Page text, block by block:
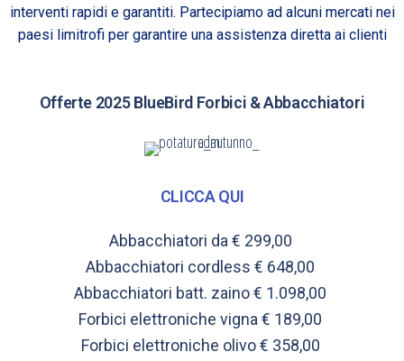
interventi rapidi e garantiti. Partecipiamo ad alcuni mercati nei
paesi limitrofi per garantire una assistenza diretta ai clienti
Offerte 2025 BlueBird Forbici & Abbacchiatori
CLICCA QUI
Abbacchiatori da € 299,00
Abbacchiatori cordless € 648,00
Abbacchiatori batt. zaino € 1.098,00
Forbici elettroniche vigna € 189,00
Forbici elettroniche olivo € 358,00